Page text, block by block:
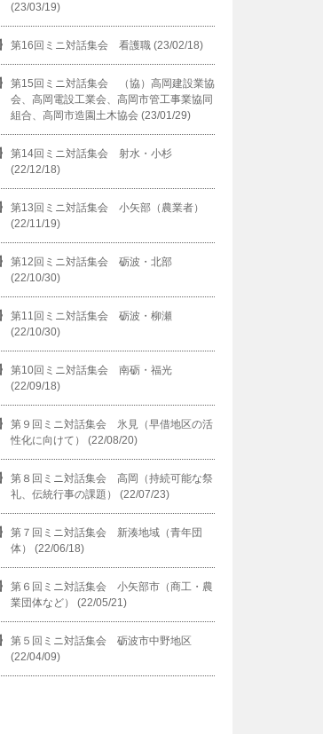
(23/03/19)
第16回ミニ対話集会 看護職 (23/02/18)
第15回ミニ対話集会 （協）高岡建設業協
会、高岡電設工業会、高岡市管工事業協同
組合、高岡市造園土木協会 (23/01/29)
第14回ミニ対話集会 射水・小杉
(22/12/18)
第13回ミニ対話集会 小矢部（農業者）
(22/11/19)
第12回ミニ対話集会 砺波・北部
(22/10/30)
第11回ミニ対話集会 砺波・柳瀬
(22/10/30)
第10回ミニ対話集会 南砺・福光
(22/09/18)
第９回ミニ対話集会 氷見（早借地区の活
性化に向けて） (22/08/20)
第８回ミニ対話集会 高岡（持続可能な祭
礼、伝統行事の課題） (22/07/23)
第７回ミニ対話集会 新湊地域（青年団
体） (22/06/18)
第６回ミニ対話集会 小矢部市（商工・農
業団体など） (22/05/21)
第５回ミニ対話集会 砺波市中野地区
(22/04/09)